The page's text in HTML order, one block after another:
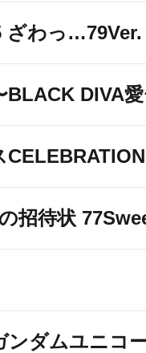
ざわっ…79Ver.
BLACK DIVA
招待状
ンダムユニコ